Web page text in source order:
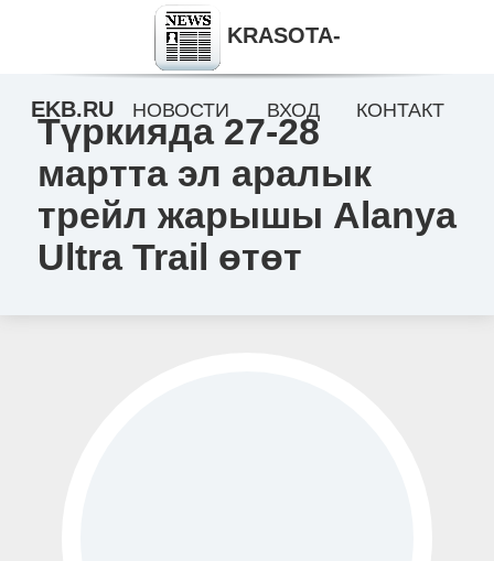
Түркияда 27-28
мартта эл аралык
трейл жарышы Alanya
Ultra Trail өтөт
KRASOTA-
EKB.RU НОВОСТИ ВХОД КОНТАКТ